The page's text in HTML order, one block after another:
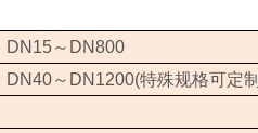
DN15～ DN800
DN40～ DN1200(特殊规格可定制